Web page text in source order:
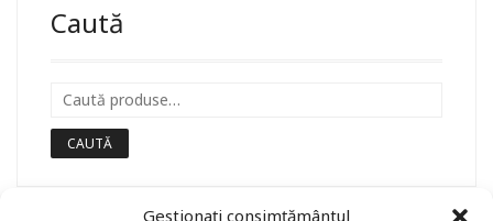
Gestionați consimțământul
Caută
CAUTĂ